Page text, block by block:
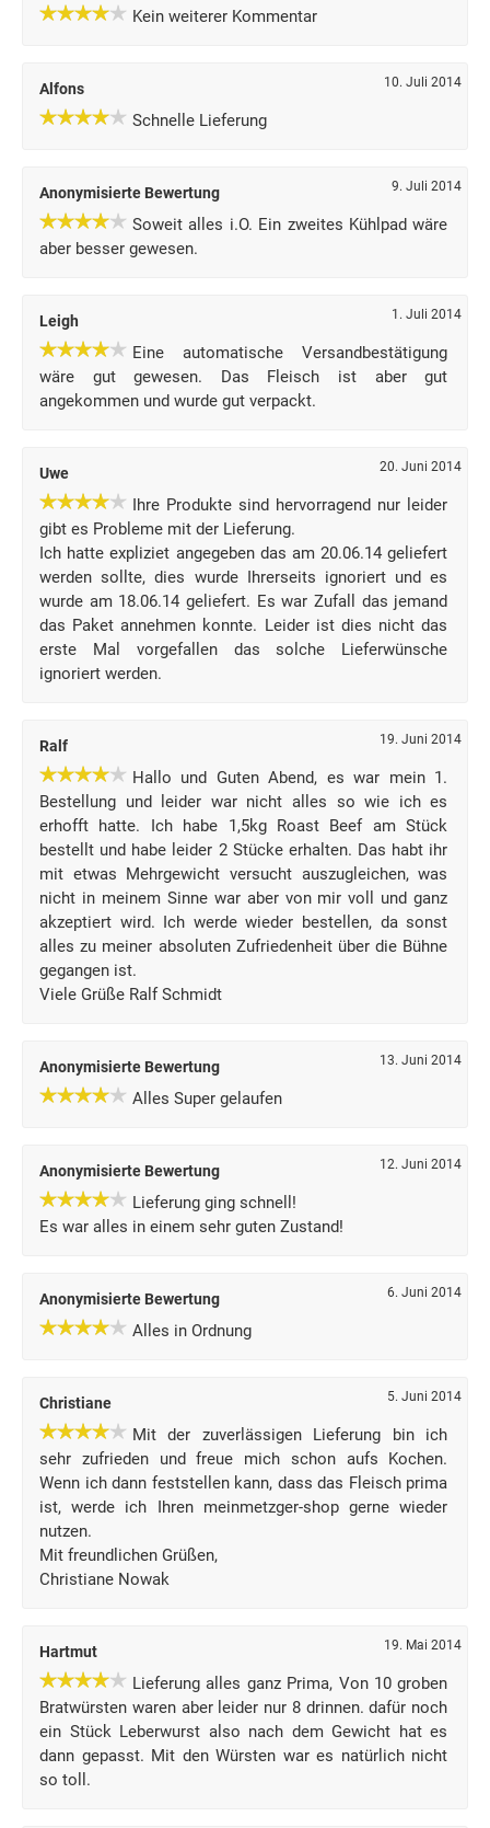
Kein weiterer Kommentar
Alfons 10. Juli 2014
Schnelle Lieferung
Anonymisierte Bewertung 9. Juli 2014
Soweit alles i.O. Ein zweites Kühlpad wäre
aber besser gewesen.
Leigh 1. Juli 2014
Eine automatische Versandbestätigung
wäre gut gewesen. Das Fleisch ist aber gut
angekommen und wurde gut verpackt.
Uwe 20. Juni 2014
Ihre Produkte sind hervorragend nur leider
gibt es Probleme mit der Lieferung.
Ich hatte expliziet angegeben das am 20.06.14 geliefert
werden sollte, dies wurde Ihrerseits ignoriert und es
wurde am 18.06.14 geliefert. Es war Zufall das jemand
das Paket annehmen konnte. Leider ist dies nicht das
erste Mal vorgefallen das solche Lieferwünsche
ignoriert werden.
Ralf 19. Juni 2014
Hallo und Guten Abend, es war mein 1.
Bestellung und leider war nicht alles so wie ich es
erhofft hatte. Ich habe 1,5kg Roast Beef am Stück
bestellt und habe leider 2 Stücke erhalten. Das habt ihr
mit etwas Mehrgewicht versucht auszugleichen, was
nicht in meinem Sinne war aber von mir voll und ganz
akzeptiert wird. Ich werde wieder bestellen, da sonst
alles zu meiner absoluten Zufriedenheit über die Bühne
gegangen ist.
Viele Grüße Ralf Schmidt
Anonymisierte Bewertung 13. Juni 2014
Alles Super gelaufen
Anonymisierte Bewertung 12. Juni 2014
Lieferung ging schnell!
Es war alles in einem sehr guten Zustand!
Anonymisierte Bewertung 6. Juni 2014
Alles in Ordnung
Christiane 5. Juni 2014
Mit der zuverlässigen Lieferung bin ich
sehr zufrieden und freue mich schon aufs Kochen.
Wenn ich dann feststellen kann, dass das Fleisch prima
ist, werde ich Ihren meinmetzger-shop gerne wieder
nutzen.
Mit freundlichen Grüßen,
Christiane Nowak
Hartmut 19. Mai 2014
Lieferung alles ganz Prima, Von 10 groben
Bratwürsten waren aber leider nur 8 drinnen. dafür noch
ein Stück Leberwurst also nach dem Gewicht hat es
dann gepasst. Mit den Würsten war es natürlich nicht
so toll.